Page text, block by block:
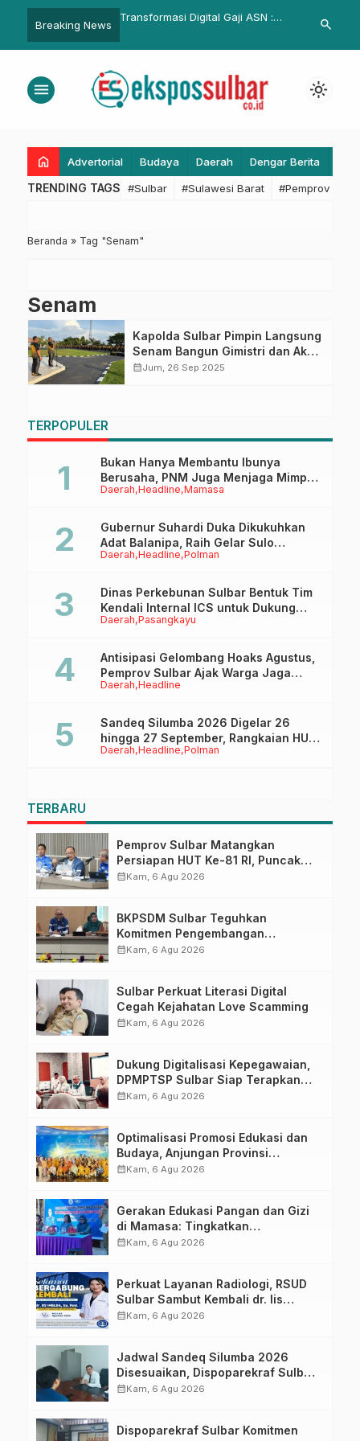
Breaking News
Organisasi Setda
Pengelolaan Arsip
Transformasi Digital Gaji ASN :
Pembayaran via SP2D Online
Karo
Paruh
search
menu light_mode
home Advertorial Budaya Daerah Dengar Berita
TRENDING TAGS #Sulbar #Sulawesi Barat #Pemprov
Beranda » Tag "Senam"
Senam
Kapolda Sulbar Pimpin Langsung
Senam Bangun Gimistri dan Aksi
Bersih-Bersih Mako Bersama
calendar_monthJum, 26 Sep 2025
TERPOPULER
Daerah Headline Mamasa
Bukan Hanya Membantu Ibunya
Berusaha, PNM Juga Menjaga Mimpi
Anaknya Untuk Menggapai Cita-Cita
Daerah Headline Polman
Gubernur Suhardi Duka Dikukuhkan
Adat Balanipa, Raih Gelar Sulo
Tappidena
Daerah Pasangkayu
Dinas Perkebunan Sulbar Bentuk Tim
Kendali Internal ICS untuk Dukung
Sertifikasi ISPO Pekebun di
Daerah Headline
Antisipasi Gelombang Hoaks Agustus,
Pemprov Sulbar Ajak Warga Jaga
Ruang Digital
Daerah Headline Polman
Sandeq Silumba 2026 Digelar 26
hingga 27 September, Rangkaian HUT
Sulbar
TERBARU
Pemprov Sulbar Matangkan
Persiapan HUT Ke-81 RI, Puncak
Upacara di Lapangan Ahmad
calendar_monthKam, 6 Agu 2026
BKPSDM Sulbar Teguhkan
Komitmen Pengembangan
Kompetensi ASN melalui
calendar_monthKam, 6 Agu 2026
Sulbar Perkuat Literasi Digital
Cegah Kejahatan Love Scamming
calendar_monthKam, 6 Agu 2026
Dukung Digitalisasi Kepegawaian,
DPMPTSP Sulbar Siap Terapkan
Aplikasi FLEKSI ASN
calendar_monthKam, 6 Agu 2026
Optimalisasi Promosi Edukasi dan
Budaya, Anjungan Provinsi
Sulawesi Barat Perkuat Kolaborasi
calendar_monthKam, 6 Agu 2026
Gerakan Edukasi Pangan dan Gizi
di Mamasa: Tingkatkan
Pengetahuan dan Keterampilan
calendar_monthKam, 6 Agu 2026
Perkuat Layanan Radiologi, RSUD
Sulbar Sambut Kembali dr. Iis
Imelda, Sp.Rad
calendar_monthKam, 6 Agu 2026
Jadwal Sandeq Silumba 2026
Disesuaikan, Dispoparekraf Sulbar
Pastikan Persiapan Tetap
calendar_monthKam, 6 Agu 2026
Dispoparekraf Sulbar Komitmen